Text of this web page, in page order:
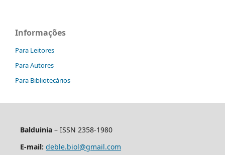
Informações
Para Leitores
Para Autores
Para Bibliotecários
Balduinia – ISSN 2358-1980
E-mail: deble.biol@gmail.com